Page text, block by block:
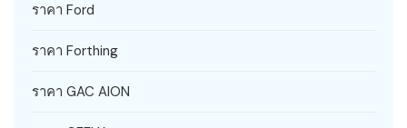
ราคา Ford
ราคา Forthing
ราคา GAC AION